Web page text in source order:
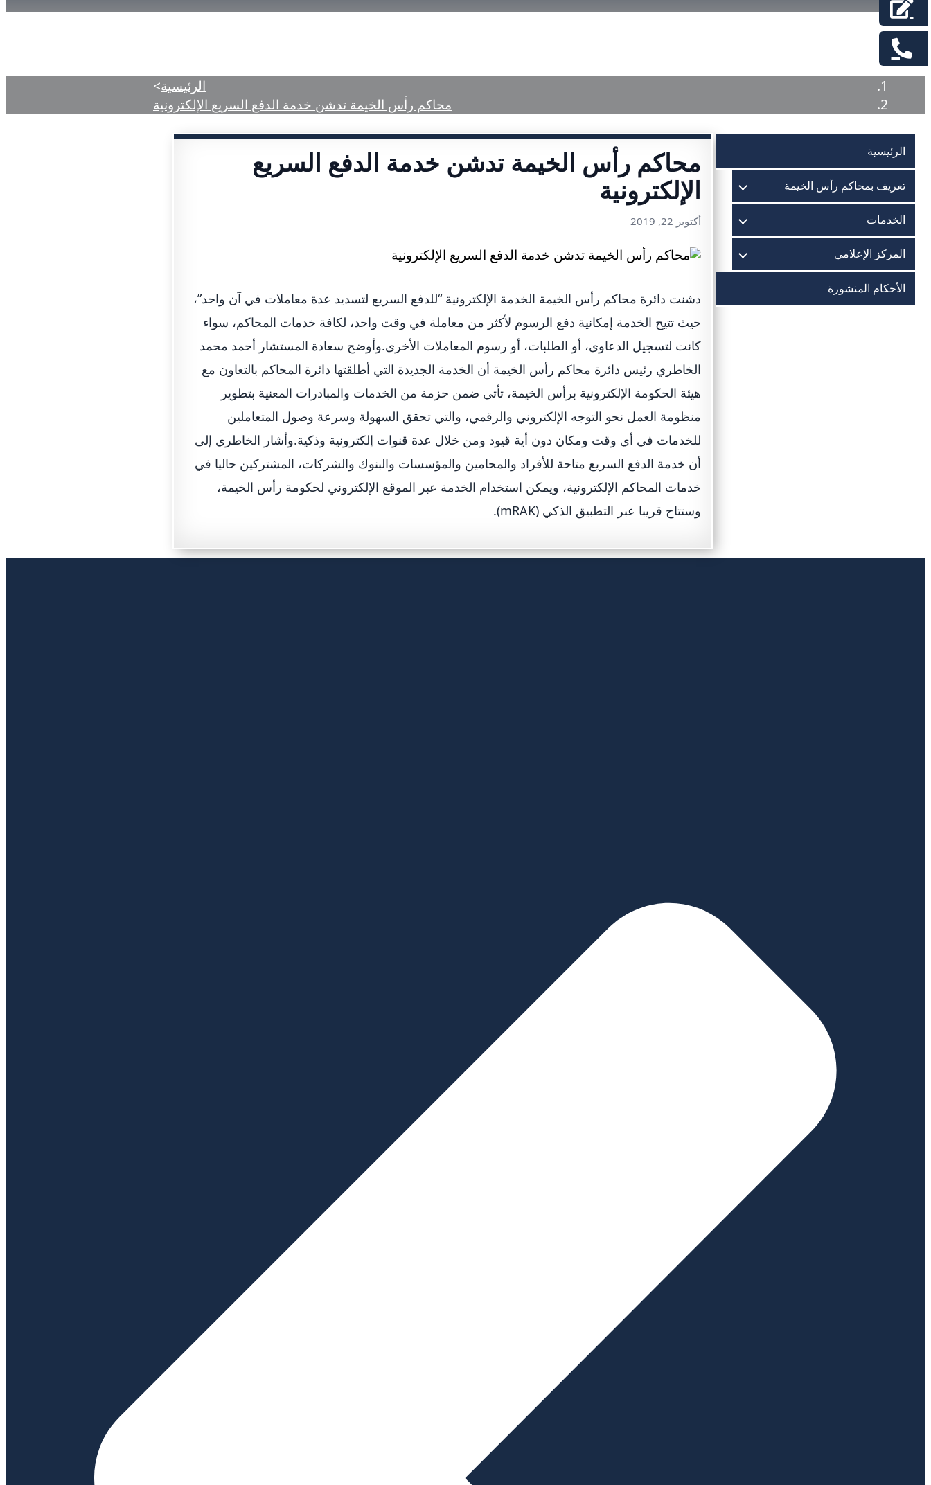
الرئيسية>
محاكم رأس الخيمة تدشن خدمة الدفع السريع الإلكترونية
الرئيسية
تعريف بمحاكم رأس الخيمة
الخدمات
المركز الإعلامي
الأحكام المنشورة
محاكم رأس الخيمة تدشن خدمة الدفع السريع
الإلكترونية
أكتوبر 22, 2019
دشنت دائرة محاكم رأس الخيمة الخدمة الإلكترونية “للدفع السريع لتسديد عدة معاملات في آن واحد”،
حيث تتيح الخدمة إمكانية دفع الرسوم لأكثر من معاملة في وقت واحد، لكافة خدمات المحاكم، سواء
كانت لتسجيل الدعاوى، أو الطلبات، أو رسوم المعاملات الأخرى.وأوضح سعادة المستشار أحمد محمد
الخاطري رئيس دائرة محاكم رأس الخيمة أن الخدمة الجديدة التي أطلقتها دائرة المحاكم بالتعاون مع
هيئة الحكومة الإلكترونية برأس الخيمة، تأتي ضمن حزمة من الخدمات والمبادرات المعنية بتطوير
منظومة العمل نحو التوجه الإلكتروني والرقمي، والتي تحقق السهولة وسرعة وصول المتعاملين
للخدمات في أي وقت ومكان دون أية قيود ومن خلال عدة قنوات إلكترونية وذكية.وأشار الخاطري إلى
أن خدمة الدفع السريع متاحة للأفراد والمحامين والمؤسسات والبنوك والشركات، المشتركين حاليا في
خدمات المحاكم الإلكترونية، ويمكن استخدام الخدمة عبر الموقع الإلكتروني لحكومة رأس الخيمة،
وستتاح قريبا عبر التطبيق الذكي (mRAK).